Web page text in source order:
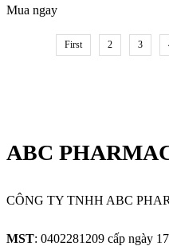
Mua ngay
First 2 3
ABC
CÔNG TY TNHH ABC
MST: 0402281209 cấp ngày